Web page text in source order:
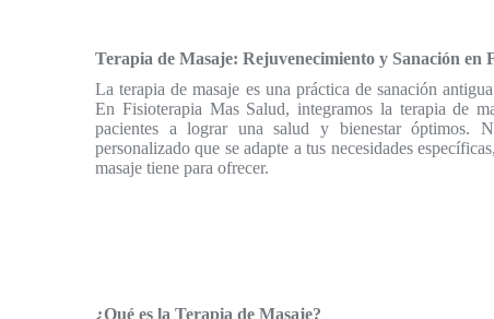
Terapia de Masaje: Rejuvenecimiento y Sanación en
La terapia de masaje es una práctica de sanación
En Fisioterapia Mas Salud, integramos la terapia de
pacientes a lograr una salud y bienestar óptimos.
personalizado que se adapte a tus necesidades
masaje tiene para ofrecer.
¿Qué es la Terapia de Masaje?